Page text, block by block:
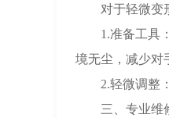
对于轻微变形
1.准备工具：
境无尘，减少对
2.轻微调整：
三、专业维